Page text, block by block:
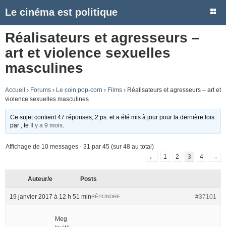
Le cinéma est politique
Réalisateurs et agresseurs –
art et violence sexuelles
masculines
Accueil › Forums › Le coin pop-corn › Films › Réalisateurs et agresseurs – art et
violence sexuelles masculines
Ce sujet contient 47 réponses, 2 ps. et a été mis à jour pour la dernière fois
par
, le Il y a 9 mois
Affichage de 10 messages - 31 par 45 (sur 48 au total)
←
1 2 3 4 →
Auteur/e Posts
19 janvier 2017 à 12 h 51 min #37101
RÉPONDRE
Meg